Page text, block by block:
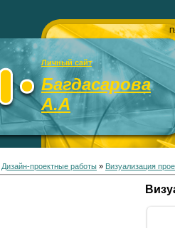
Личный сайт
Багдасарова
А.А
Дизайн-проектные работы » Визуализация